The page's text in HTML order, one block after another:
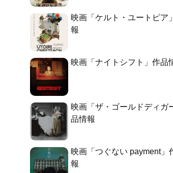
映画「ケルト・ユートピア
報
映画「ナイトシフト」作品
映画「ザ・ゴールドディガ
品情報
映画「つぐない payment」
報